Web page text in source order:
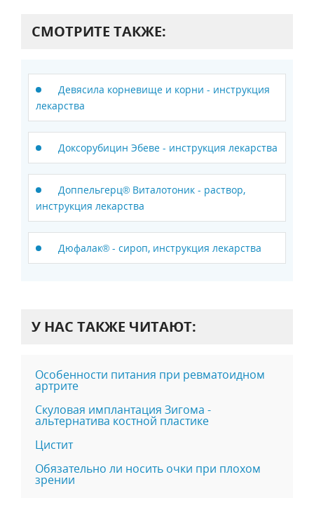
СМОТРИТЕ ТАКЖЕ:
Девясила корневище и корни - инструкция
лекарства
Доксорубицин Эбеве - инструкция лекарства
Доппельгерц® Виталотоник - раствор,
инструкция лекарства
Дюфалак® - сироп, инструкция лекарства
У НАС ТАКЖЕ ЧИТАЮТ:
Особенности питания при ревматоидном
артрите
Скуловая имплантация Зигома -
альтернатива костной пластике
Цистит
Обязательно ли носить очки при плохом
зрении